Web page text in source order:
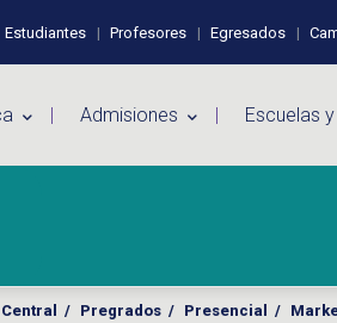
de usuario
Estudiantes Profesores Egresados
Admisiones Escuelas
/ Pregrados / Presencial /